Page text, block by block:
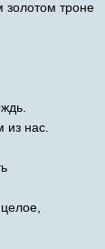
золотом троне
из нас.